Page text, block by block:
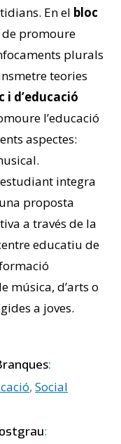
En el bloc
de promoure
plurals
teories
i d’educació
l’educació
aspectes:
integra
proposta
a través de la
educatiu de
música, d’arts o
a joves.
, Social